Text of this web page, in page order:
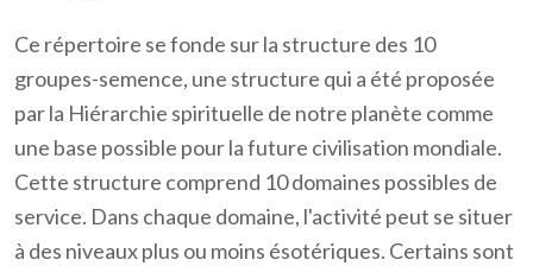
Ce répertoire se fonde sur la structure des 10
groupes-semence, une structure qui a été proposée
par la Hiérarchie spirituelle de notre planète comme
une base possible pour la future civilisation mondiale.
Cette structure comprend 10 domaines possibles de
service. Dans chaque domaine, l'activité peut se situer
à des niveaux plus ou moins ésotériques. Certains sont